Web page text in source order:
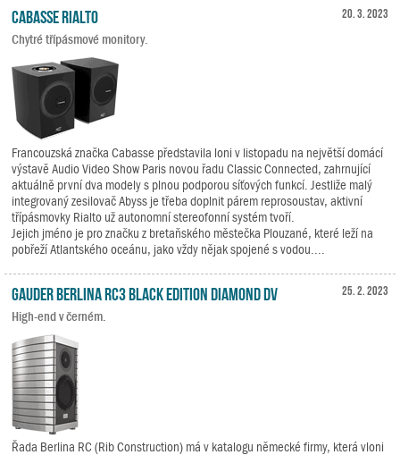
20. 3. 2023
Cabasse RIALTO
Chytré třípásmové monitory.
Francouzská značka Cabasse představila loni v listopadu na největší domácí
výstavě Audio Video Show Paris novou řadu Classic Connected, zahrnující
aktuálně první dva modely s plnou podporou síťových funkcí. Jestliže malý
integrovaný zesilovač Abyss je třeba doplnit párem reprosoustav, aktivní
třípásmovky Rialto už autonomní stereofonní systém tvoří.
Jejich jméno je pro značku z bretaňského městečka Plouzané, které leží na
pobřeží Atlantského oceánu, jako vždy nějak spojené s vodou....
25. 2. 2023
Gauder Berlina RC3 Black Edition Diamond DV
High-end v černém.
Řada Berlina RC (Rib Construction) má v katalogu německé firmy, která vloni